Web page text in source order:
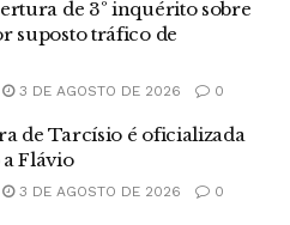
de 3º inquérito sobre
suposto tráfico de
3 DE AGOSTO DE 2026 0
de Tarcísio é oficializada
Flávio
3 DE AGOSTO DE 2026 0